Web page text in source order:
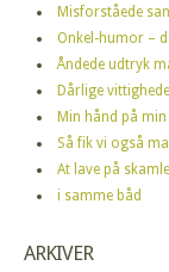
Misforståede
Onkel-humor –
Åndede udtryk
Dårlige
Min hånd på min
Så fik vi også
At lave på
i samme båd
ARKIVER